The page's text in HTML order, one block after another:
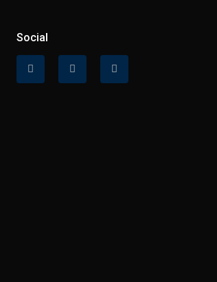
Social